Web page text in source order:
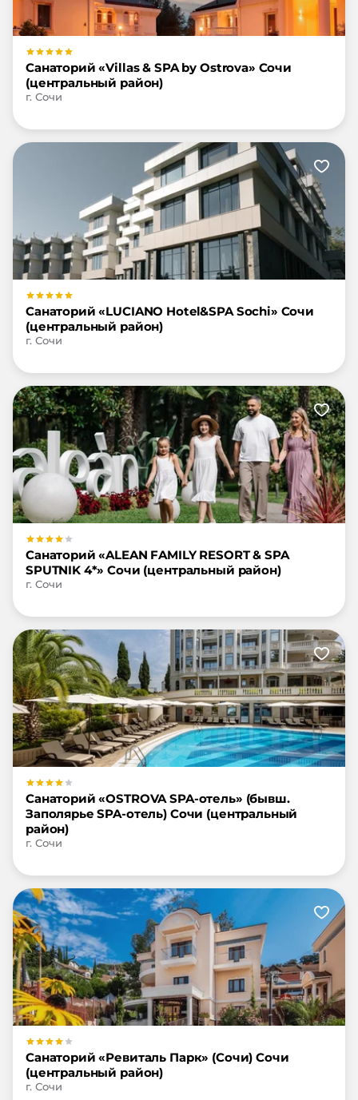
Санаторий «Villas & SPA by Ostrova» Сочи
(центральный район)
г. Сочи
Санаторий «LUCIANO Hotel&SPA Sochi» Сочи
(центральный район)
г. Сочи
Санаторий «ALEAN FAMILY RESORT & SPA
SPUTNIK 4*» Сочи (центральный район)
г. Сочи
Санаторий «OSTROVA SPA-отель» (бывш.
Заполярье SPA-отель) Сочи (центральный
район)
г. Сочи
Санаторий «Ревиталь Парк» (Сочи) Сочи
(центральный район)
г. Сочи